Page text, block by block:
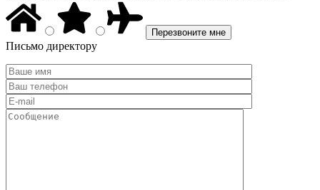
Письмо директору